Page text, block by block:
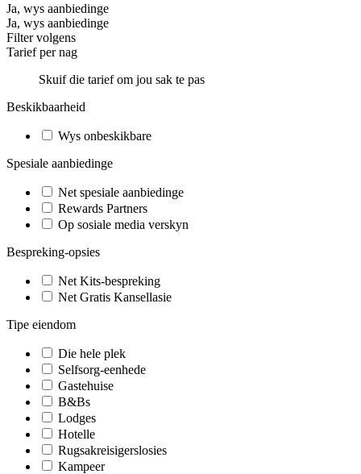
Ja, wys aanbiedinge
Ja, wys aanbiedinge
Filter volgens
Tarief per nag
Skuif die tarief om jou sak te pas
Beskikbaarheid
Wys onbeskikbare
Spesiale aanbiedinge
Net spesiale aanbiedinge
Rewards Partners
Op sosiale media verskyn
Bespreking-opsies
Net Kits-bespreking
Net Gratis Kansellasie
Tipe eiendom
Die hele plek
Selfsorg-eenhede
Gastehuise
B&Bs
Lodges
Hotelle
Rugsakreisigerslosies
Kampeer